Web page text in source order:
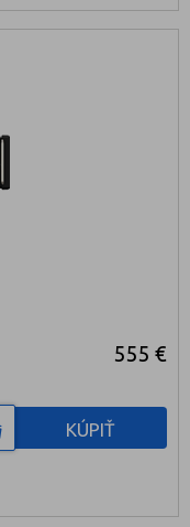
555 €
KÚPIŤ